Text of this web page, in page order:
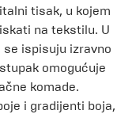
tisak, u kojem
na tekstilu. U
ispisuju izravno
omogućuje
komade.
i gradijenti boja,